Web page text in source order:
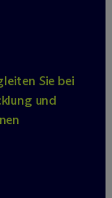
Sie bei
und